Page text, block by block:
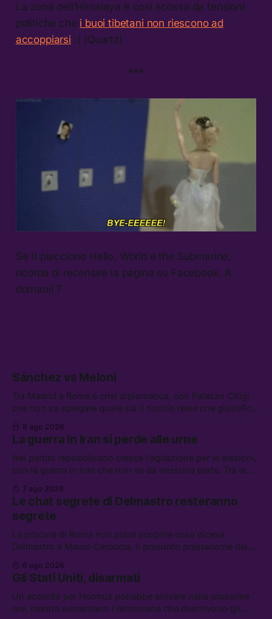
La zona dell’Himalaya è così scossa da tensioni
politiche che i buoi tibetani non riescono ad
accoppiarsi :( (Quartz)
***
Se ti piacciono Hello, World e the Submarine,
ricorda di recensire la pagina su Facebook. A
domani! ?
Sánchez vs Meloni
Tra Madrid e Roma è crisi diplomatica, con Palazzo Chigi
che non sa spiegare quale sia il rischio reale che giustifica
di difesa tra Arabia Saudita, Pakistan e Turchia, la crisi del
carburante irregolare, e un altro caso di IA ribelle
8 ago 2026
La guerra in Iran si perde alle urne
Nel partito repubblicano cresce l’agitazione per le elezioni,
con la guerra in Iran che non va da nessuna parte. Tra le
lavoro, Schlein prova a mettere in sicurezza la coalizione, e
che cos’è lo “Spiralismo,” la religione degli agenti IA
7 ago 2026
Le chat segrete di Delmastro resteranno
segrete
La procura di Roma non potrà scoprire cosa diceva
Delmastro a Mauro Caroccia, il presunto prestanome del
attacchi in Libano, il governo chiederà 36 miliardi di
flessibilità in armi e energia, e Grokipedia è già stata
abbandonata
6 ago 2026
Gli Stati Uniti, disarmati
Un accordo per Hormuz potrebbe arrivare nelle prossime
ore, mentre aumentano i retroscena che descrivono gli